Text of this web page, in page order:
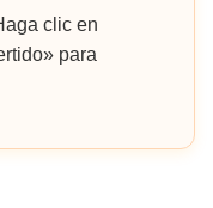
clic en
para